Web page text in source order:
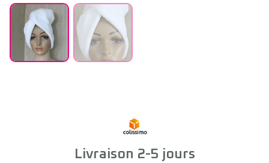
Livraison 2-5 jours